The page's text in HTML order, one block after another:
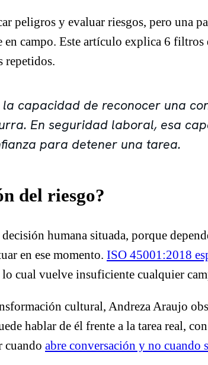
peligros y evaluar riesgos, pero una
en campo. Este artículo explica 6
repetidos.
la capacidad de reconocer una
En seguridad laboral, esa
para detener una tarea.
del riesgo?
humana situada, porque
en ese momento. ISO 45001:2018
cual vuelve insuficiente cualquier
cultural, Andreza Araujo
hablar de él frente a la tarea real,
cuando abre conversación y no cuando